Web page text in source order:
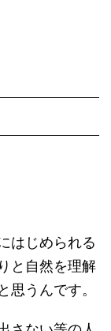
はじめられる
と自然を理解
思うんです。